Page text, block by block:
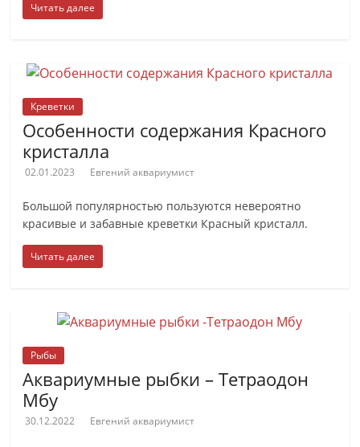
Читать далее
Креветки
Особенности содержания Красного
кристалла
02.01.2023 Евгений аквариумист
Большой популярностью пользуются невероятно
красивые и забавные креветки Красный кристалл.
Читать далее
Рыбы
Аквариумные рыбки – Тетраодон
Мбу
30.12.2022 Евгений аквариумист